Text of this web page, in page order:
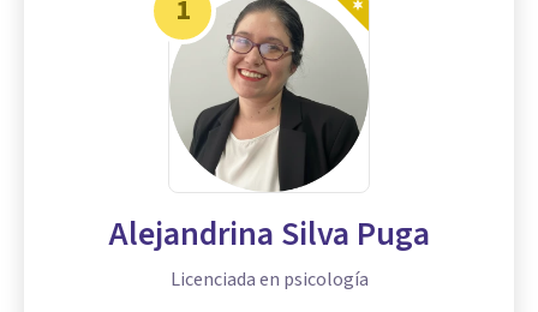
1
Alejandrina Silva Puga
Licenciada en psicología